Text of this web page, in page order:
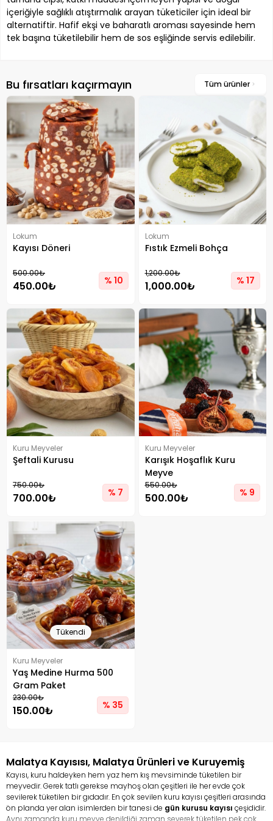
içeriğiyle sağlıklı atıştırmalık arayan tüketiciler için ideal bir
alternatiftir. Hafif ekşi ve baharatlı aroması sayesinde hem
tek başına tüketilebilir hem de sos eşliğinde servis edilebilir.
Bu fırsatları kaçırmayın Tüm ürünler
Lokum
Kayısı Döneri
500.00₺
450.00₺ % 10
Lokum
Fıstık Ezmeli Bohça
1,200.00₺
1,000.00₺ % 17
Kuru Meyveler
Şeftali Kurusu
750.00₺
700.00₺ % 7
Kuru Meyveler
Karışık Hoşaflık Kuru
Meyve
550.00₺
500.00₺ % 9
Tükendi
Kuru Meyveler
Yaş Medine Hurma 500
Gram Paket
230.00₺
150.00₺ % 35
Malatya Kayısısı, Malatya Ürünleri ve Kuruyemiş
Kayısı, kuru haldeyken hem yaz hem kış mevsiminde tüketilen bir
meyvedir. Gerek tatlı gerekse mayhoş olan çeşitleri ile her evde çok
sevilerek tüketilen bir gıdadır. En çok sevilen kuru kayısı çeşitleri arasında
ön planda yer alan isimlerden bir tanesi de gün kurusu kayısı çeşididir.
Aynı zamanda kuru meyve denildiği zaman severek tüketilen pek çok